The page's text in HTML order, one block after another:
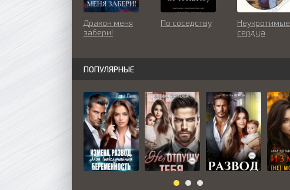
Дракон меня
забери!
По соседству
Неукротимые
сердца
ПОПУЛЯРНЫЕ